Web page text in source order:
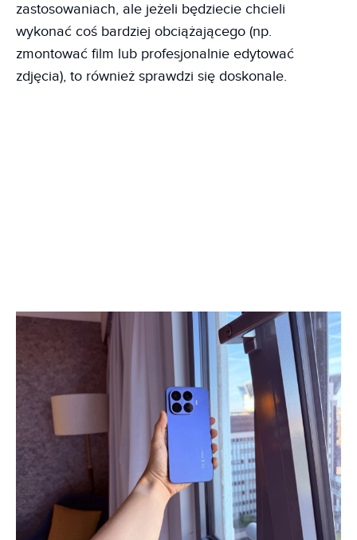
zastosowaniach, ale jeżeli będziecie chcieli
wykonać coś bardziej obciążającego (np.
zmontować film lub profesjonalnie edytować
zdjęcia), to również sprawdzi się doskonale.